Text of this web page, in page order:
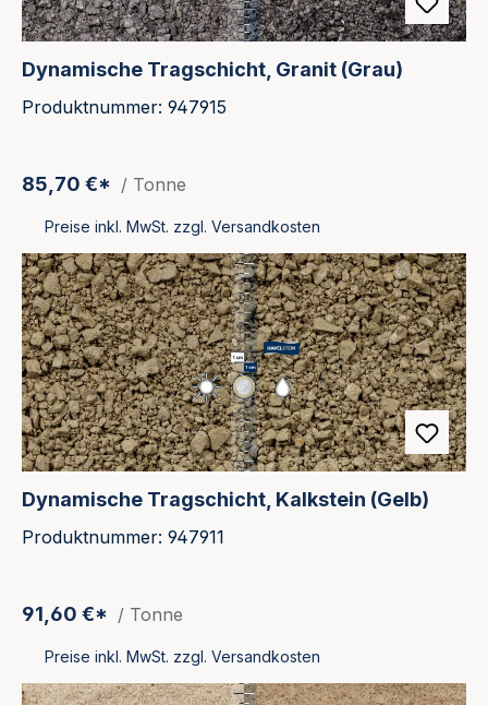
Dynamische Tragschicht, Granit (Grau)
Produktnummer: 947915
85,70 €* / Tonne
Preise inkl. MwSt. zzgl. Versandkosten
Dynamische Tragschicht, Kalkstein (Gelb)
Produktnummer: 947911
91,60 €* / Tonne
Preise inkl. MwSt. zzgl. Versandkosten